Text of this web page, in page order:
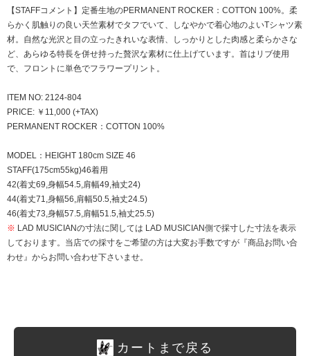
【STAFFコメント】定番生地のPERMANENT ROCKER：COTTON 100%。柔
らかく肌触りの良い天竺素材でタフでいて、しなやかで着心地のよいTシャツ素
材。自然な光沢と目の立ったきれいな表情、しっかりとした肉感と柔らかさな
ど、あらゆる特長を併せ持った贅沢な素材に仕上げています。首はリブ使用
で、フロントに単色でフラワープリント。
ITEM NO: 2124-804
PRICE: ￥11,000 (+TAX)
PERMANENT ROCKER：COTTON 100%
MODEL：HEIGHT 180cm SIZE 46
STAFF(175cm55kg)46着用
42(着丈69,身幅54.5,肩幅49,袖丈24)
44(着丈71,身幅56,肩幅50.5,袖丈24.5)
46(着丈73,身幅57.5,肩幅51.5,袖丈25.5)
※ LAD MUSICIANの寸法に関しては LAD MUSICIAN側で採寸した寸法を表示
しております。当店での採寸をご希望の方は大変お手数ですが『商品お問い合
わせ』からお問い合わせ下さいませ。
カートまで戻る